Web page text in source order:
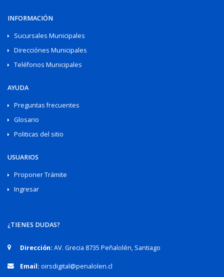
INFORMACIÓN
Sucursales Municipales
Direcciónes Municipales
Teléfonos Municipales
AYUDA
Preguntas frecuentes
Glosario
Politicas del sitio
USUARIOS
Proponer Trámite
Ingresar
¿TIENES DUDAS?
Dirección: AV. Grecia 8735 Peñalolén, Santiago
Email: oirsdigital@penalolen.cl